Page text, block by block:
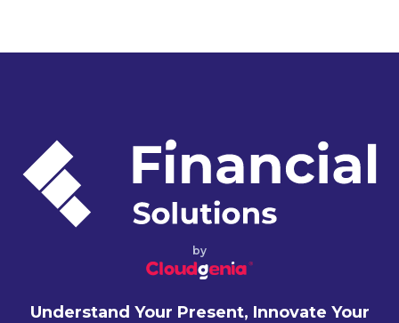
by
Understand Your Present, Innovate Your